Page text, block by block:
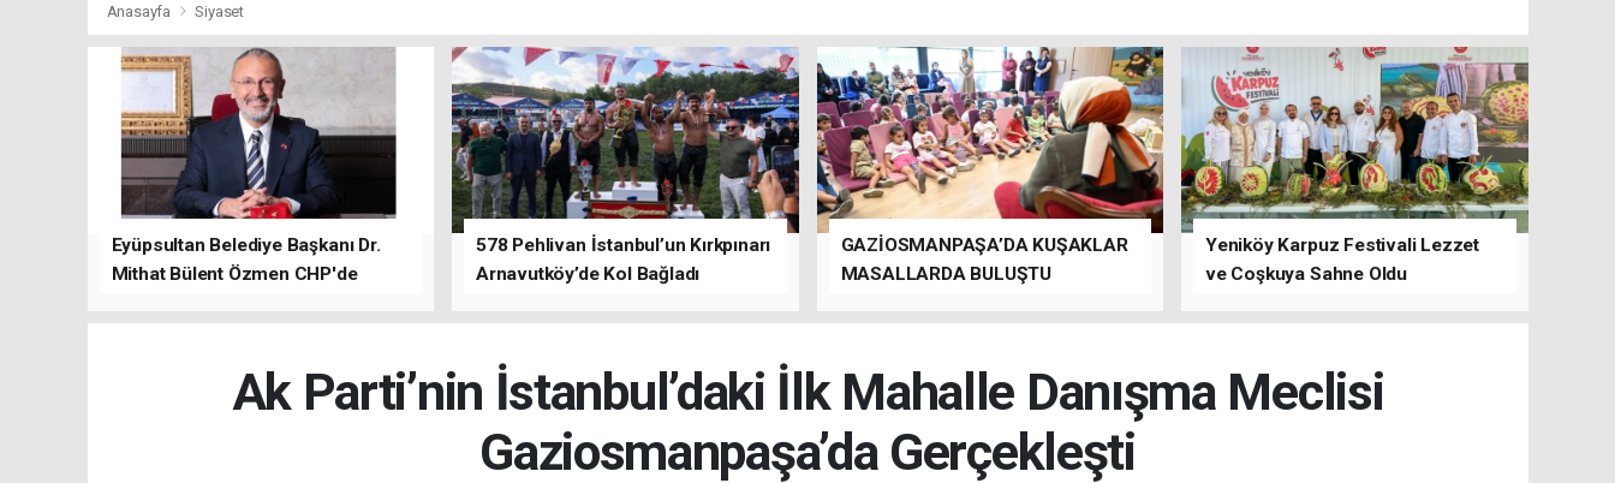
Anasayfa Siyaset
Eyüpsultan Belediye Başkanı Dr.
Mithat Bülent Özmen CHP'de
578 Pehlivan İstanbul’un Kırkpınarı
Arnavutköy’de Kol Bağladı
GAZİOSMANPAŞA’DA KUŞAKLAR
MASALLARDA BULUŞTU
Yeniköy Karpuz Festivali Lezzet
ve Coşkuya Sahne Oldu
Ak Parti’nin İstanbul’daki İlk Mahalle Danışma Meclisi
Gaziosmanpaşa’da Gerçekleşti